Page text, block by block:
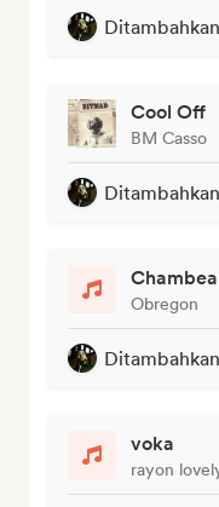
Cool Off
BM Casso
Obregon
voka
rayon